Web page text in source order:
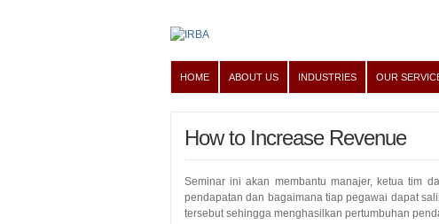
HOME ABOUT US INDUSTRIES OUR
How to Increase Revenue
Seminar ini akan membantu manajer, ketua tim
pendapatan dan bagaimana tiap pegawai dapat
tersebut sehingga menghasilkan pertumbuhan